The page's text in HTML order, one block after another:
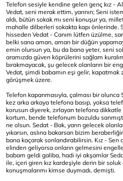
Telefon sesiyle kendine gelen genç kız -
Vedat, seni merak ettim, yarının; Seni
aldı, bütün sokak mı seni konuşur ya,
mahalle dilberleri sokakta kapı önlerinde.
hisseden Vedat - Canım lütfen üzülme,
belki sana aman, aman bir düğün
emin olursun ya, bu da bana yeter, seni
aramızda güven köprülerini sağlam
bırakmayacak, şu gelecek olanların bir
Vedat, şimdi babamın eşi gelir, kapatmak
görüşmek üzere.
Telefon kapanmasıyla, çalması bir
kez arka arkaya telefona basıp, yoksa
korusun diyerek, zırlayan telefona
kortum, bende telefonum bozuldu
ne olsun. Sedat - Bak, yarın gelecek
yıkarsın, aslına bakarsan bizim
bana kaçarak sonlandırabilirsin. Kız - Sen
elinden geliyorsa onların gelmesini
babam geldi galiba, hadi iyi akşamlar
ile, içeri giren kız kardeşiyle derin bir soluk
konuşmalarımı kimse duymadı, demişti.